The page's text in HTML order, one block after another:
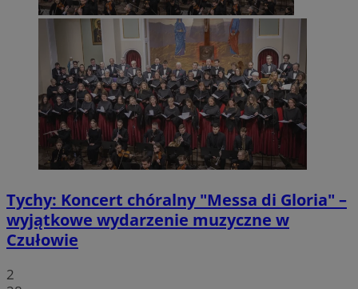
Tychy: Koncert chóralny "Messa di Gloria" –
wyjątkowe wydarzenie muzyczne w
Czułowie
2